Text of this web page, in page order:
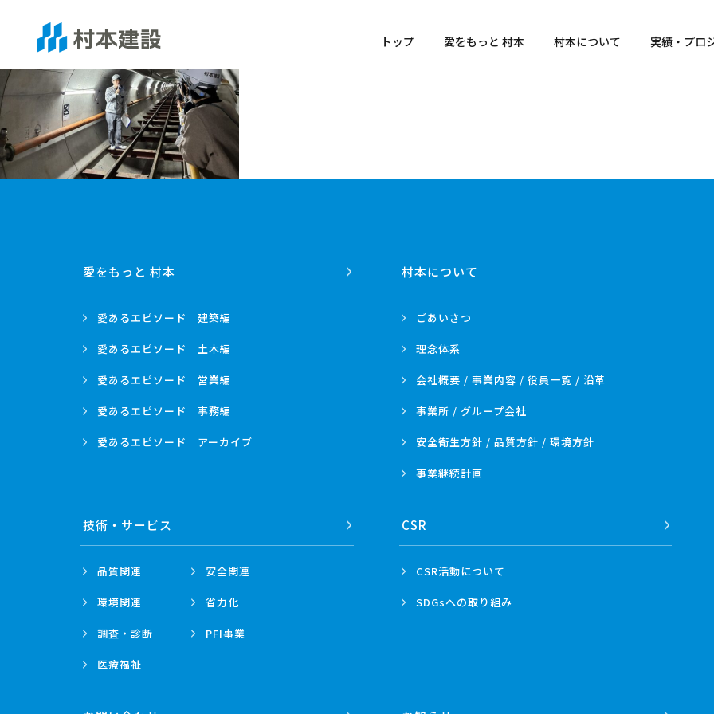
トップ 愛をもっと 村本 村本について 実績・プロ
愛をもっと 村本
愛あるエピソード 建築編
愛あるエピソード 土木編
愛あるエピソード 営業編
愛あるエピソード 事務編
愛あるエピソード アーカイブ
村本について
ごあいさつ
理念体系
会社概要 / 事業内容 / 役員一覧 / 沿革
事業所 / グループ会社
安全衛生方針 / 品質方針 / 環境方針
事業継続計画
技術・ サービス
品質関連 安全関連
環境関連 省力化
調査・診断 PFI事業
医療福祉
CSR
CSR活動について
SDGsへの取り組み